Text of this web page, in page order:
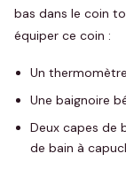
bas dans le coin
équiper ce coin :
Un
Une baignoire
Deux capes de
de bain à